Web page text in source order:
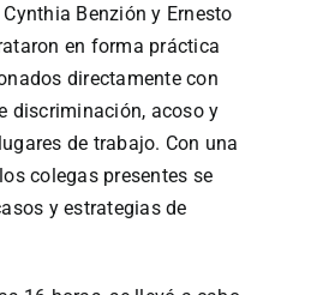
Benzión y Ernesto
en forma práctica
directamente con
discriminación, acoso y
de trabajo. Con una
colegas presentes se
y estrategias de